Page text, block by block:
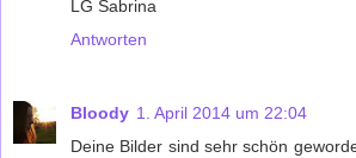
LG Sabrina
Antworten
Bloody 1. April 2014 um 22:04
Deine Bilder sind sehr schön